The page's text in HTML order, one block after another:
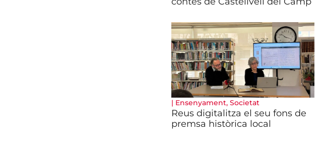
| Ensenyament, Societat
Reus digitalitza el seu fons de
premsa històrica local